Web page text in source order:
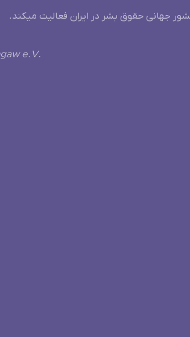
جهانی حقوق بشر در ایران فعالیت میکند.
e.V.